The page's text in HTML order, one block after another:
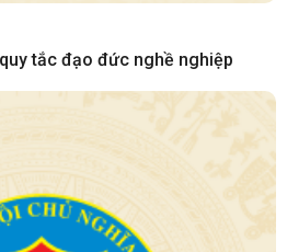
tắc đạo đức nghề nghiệp